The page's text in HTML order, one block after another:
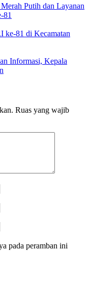
Putih dan Layanan
81
ke-81 di Kecamatan
Informasi, Kepala
Ruas yang wajib
pada peramban ini